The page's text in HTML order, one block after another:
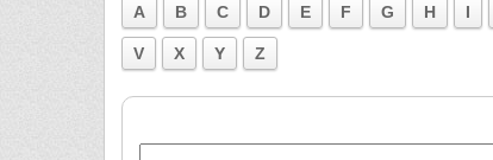
A B C D E F G H I
V X Y Z